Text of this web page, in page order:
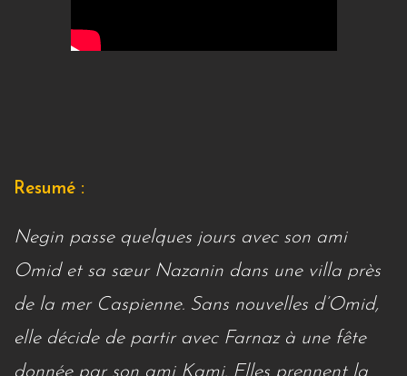
Resumé :
Negin passe quelques jours avec son ami
Omid et sa sœur Nazanin dans une villa près
de la mer Caspienne. Sans nouvelles d’Omid,
elle décide de partir avec Farnaz à une fête
donnée par son ami Kami. Elles prennent la